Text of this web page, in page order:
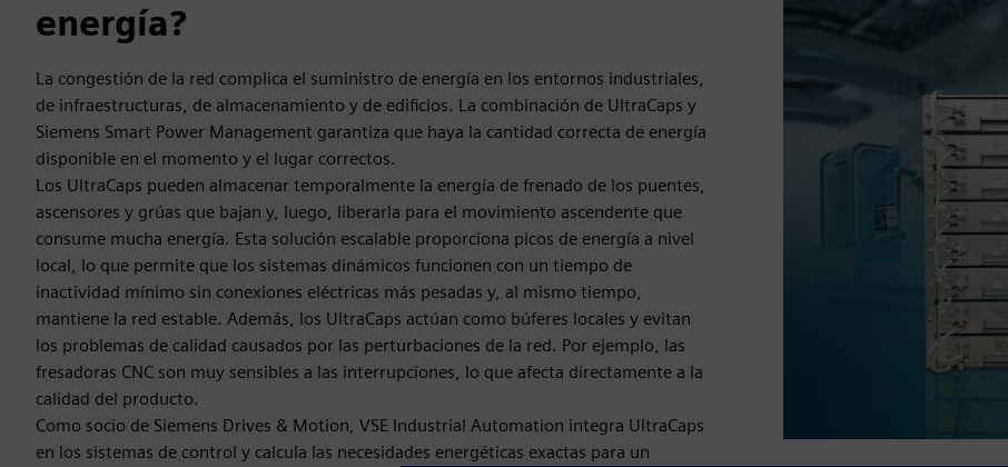
energía?
La congestión de la red complica el suministro de energía en los entornos industriales,
de infraestructuras, de almacenamiento y de edificios. La combinación de UltraCaps y
Siemens Smart Power Management garantiza que haya la cantidad correcta de energía
disponible en el momento y el lugar correctos.
Los UltraCaps pueden almacenar temporalmente la energía de frenado de los puentes,
ascensores y grúas que bajan y, luego, liberarla para el movimiento ascendente que
consume mucha energía. Esta solución escalable proporciona picos de energía a nivel
local, lo que permite que los sistemas dinámicos funcionen con un tiempo de
inactividad mínimo sin conexiones eléctricas más pesadas y, al mismo tiempo,
mantiene la red estable. Además, los UltraCaps actúan como búferes locales y evitan
los problemas de calidad causados por las perturbaciones de la red. Por ejemplo, las
fresadoras CNC son muy sensibles a las interrupciones, lo que afecta directamente a la
calidad del producto.
Como socio de Siemens Drives & Motion, VSE Industrial Automation integra UltraCaps
en los sistemas de control y calcula las necesidades energéticas exactas para un